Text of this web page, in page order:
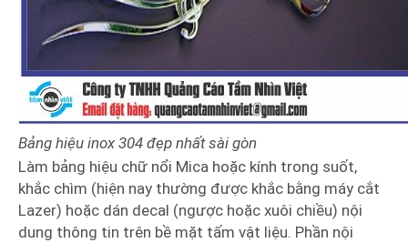
Bảng hiệu inox 304 đẹp nhất sài gòn
Làm bảng hiệu chữ nổi Mica hoặc kính trong suốt,
khắc chìm (hiện nay thường được khắc bằng máy cắt
Lazer) hoặc dán decal (ngược hoặc xuôi chiều) nội
dung thông tin trên bề mặt tấm vật liệu. Phần nội